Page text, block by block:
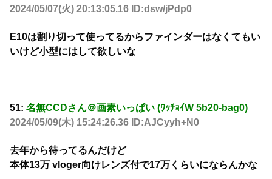
2024/05/07(火) 20:13:05.16 ID:dsw/jPdp0
E10は割り切って使ってるからファインダーはなくてもい
いけど小型にはして欲しいな
51: 名無CCDさん＠画素いっぱい (ﾜｯﾁｮｲW 5b20-bag0)
2024/05/09(木) 15:24:26.36 ID:AJCyyh+N0
去年から待ってるんだけど
本体13万 vloger向けレンズ付で17万くらいにならんかな